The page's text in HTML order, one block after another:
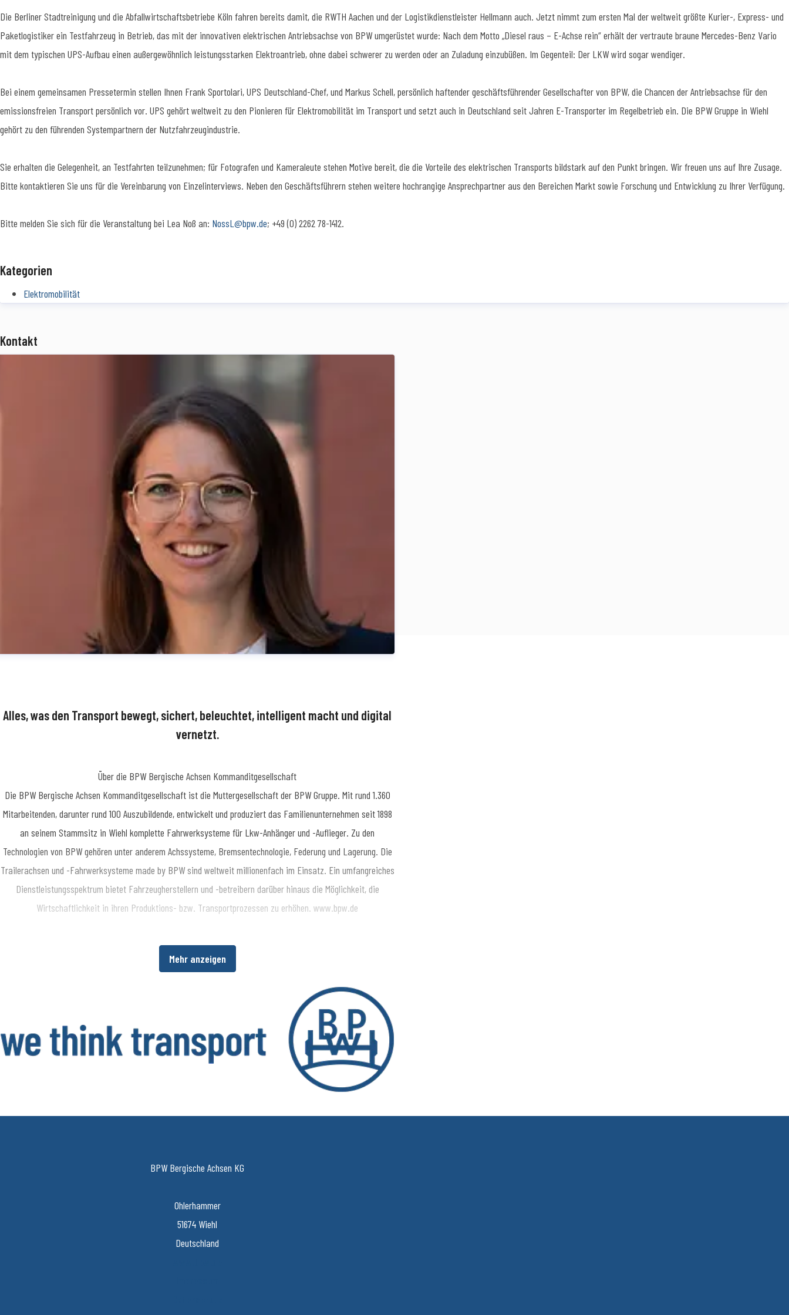
Die Berliner Stadtreinigung und die Abfallwirtschaftsbetriebe Köln fahren bereits damit, die RWTH Aachen und der Logistikdienstleister Hellmann auch. Jetzt nimmt zum ersten Mal der weltweit größte Kurier-, Express- und
Paketlogistiker ein Testfahrzeug in Betrieb, das mit der innovativen elektrischen Antriebsachse von BPW umgerüstet wurde: Nach dem Motto „Diesel raus – E-Achse rein“ erhält der vertraute braune Mercedes-Benz Vario
mit dem typischen UPS-Aufbau einen außergewöhnlich leistungsstarken Elektroantrieb, ohne dabei schwerer zu werden oder an Zuladung einzubüßen. Im Gegenteil: Der LKW wird sogar wendiger.
Bei einem gemeinsamen Pressetermin stellen Ihnen Frank Sportolari, UPS Deutschland-Chef, und Markus Schell, persönlich haftender geschäftsführender Gesellschafter von BPW, die Chancen der Antriebsachse für den
emissionsfreien Transport persönlich vor. UPS gehört weltweit zu den Pionieren für Elektromobilität im Transport und setzt auch in Deutschland seit Jahren E-Transporter im Regelbetrieb ein. Die BPW Gruppe in Wiehl
gehört zu den führenden Systempartnern der Nutzfahrzeugindustrie.
Sie erhalten die Gelegenheit, an Testfahrten teilzunehmen; für Fotografen und Kameraleute stehen Motive bereit, die die Vorteile des elektrischen Transports bildstark auf den Punkt bringen. Wir freuen uns auf Ihre Zusage.
Bitte kontaktieren Sie uns für die Vereinbarung von Einzelinterviews. Neben den Geschäftsführern stehen weitere hochrangige Ansprechpartner aus den Bereichen Markt sowie Forschung und Entwicklung zu Ihrer Verfügung.
Bitte melden Sie sich für die Veranstaltung bei Lea Noß an: NossL@bpw.de; +49 (0) 2262 78-1412.
Kategorien
Elektromobilität
Kontakt
Teamkoordinatorin Medienmanagement Presse- und Öffentlichkeitsarbeit SimonN@bpw.de
+49 (0)
Alles, was den Transport bewegt, sichert, beleuchtet, intelligent macht und digital
vernetzt.
Mehr anzeigen
Über die BPW Bergische Achsen Kommanditgesellschaft
​Die BPW Bergische Achsen Kommanditgesellschaft ist die Muttergesellschaft der BPW Gruppe. Mit rund 1.360
Mitarbeitenden, darunter rund 100 Auszubildende, entwickelt und produziert das Familienunternehmen seit 1898
an seinem Stammsitz in Wiehl komplette Fahrwerksysteme für Lkw-Anhänger und -Auflieger. Zu den
Technologien von BPW gehören unter anderem Achssysteme, Bremsentechnologie, Federung und Lagerung. Die
Trailerachsen und -Fahrwerksysteme made by BPW sind weltweit millionenfach im Einsatz. Ein umfangreiches
Dienstleistungsspektrum bietet Fahrzeugherstellern und -betreibern darüber hinaus die Möglichkeit, die
Wirtschaftlichkeit in ihren Produktions- bzw. Transportprozessen zu erhöhen. www.bpw.de
Über die BPW Gruppe
​Die BPW Gruppe erforscht, entwickelt und produziert alles, was den Transport bewegt, sichert, beleuchtet,
HBN, HESTAL und idem telematics ein bevorzugter Systempartner der Nfz-Branche für Fahrwerke, Bremsen,
Beleuchtung, Verschließ- und Aufbautentechnik, Telematik sowie weitere wichtige Komponenten für Truck und
Trailer. Transportunternehmen bietet die BPW Gruppe umfassende Mobilitätsdienste. Sie reichen vom
weltweiten Servicenetz über Ersatzteilversorgung bis zur intelligenten Vernetzung von Fahrzeug, Fahrer und
Fracht. Die inhabergeführte Unternehmensgruppe beschäftigt aktuell rund 6.580 Mitarbeitende in 28 Ländern
und erzielte 2024 einen konsolidierten Umsatz von 1,562 Milliarden Euro. www.bpw.de
BPW Bergische Achsen KG
Ohlerhammer
51674 Wiehl
Deutschland